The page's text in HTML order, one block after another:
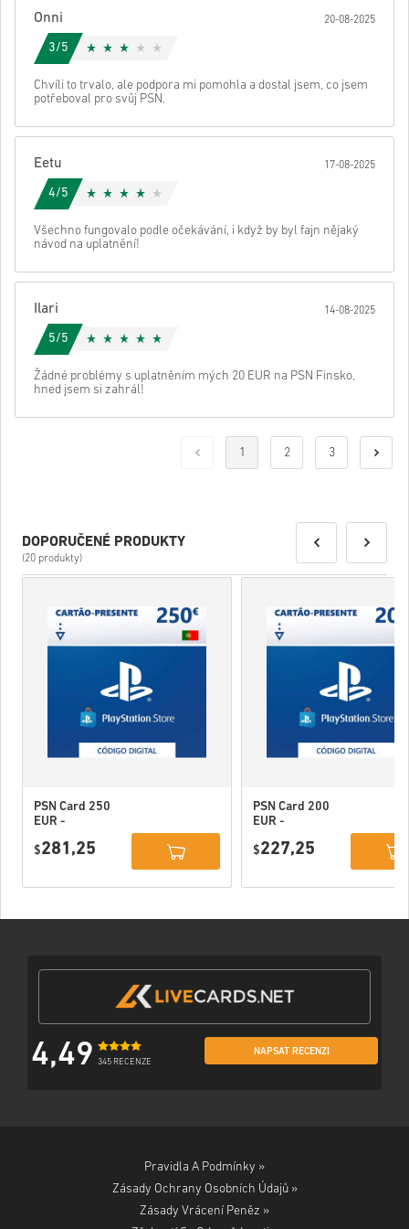
Poté obdržíš e-mail s bezpečným odkazem pro přístup ke svému
kódu.
Onni 20-08-2025
3/5
Chvíli to trvalo, ale podpora mi pomohla a dostal jsem, co jsem
potřeboval pro svůj PSN.
Eetu 17-08-2025
4/5
Všechno fungovalo podle očekávání, i když by byl fajn nějaký
návod na uplatnění!
Ilari 14-08-2025
5/5
Žádné problémy s uplatněním mých 20 EUR na PSN Finsko,
hned jsem si zahrál!
1 2 3
DOPORUČENÉ PRODUKTY
(20 produkty)
PSN Card 250
EUR -
Network
$281,25
PSN Card 200
EUR -
Network
$227,25
4,49 345 RECENZE
NAPSAT RECENZI
Pravidla A Podmínky »
Zásady Ochrany Osobních Údajů »
Zásady Vrácení Peněz »